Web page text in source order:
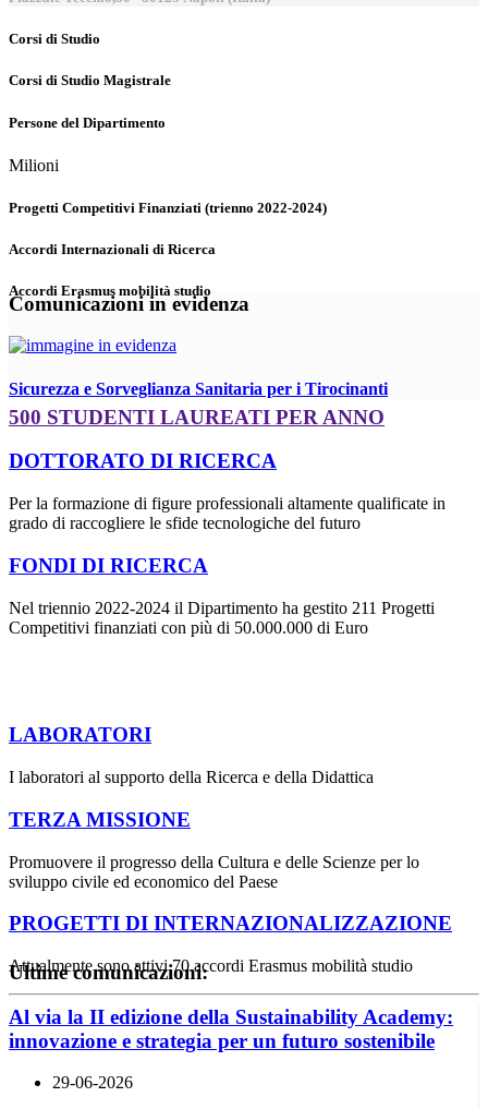
Corsi di Studio
Corsi di Studio Magistrale
Persone del Dipartimento
Milioni
Progetti Competitivi Finanziati (trienno 2022-2024)
Accordi Internazionali di Ricerca
Accordi Erasmus mobilità studio
Comunicazioni in evidenza
Sicurezza e Sorveglianza Sanitaria per i Tirocinanti
500 STUDENTI LAUREATI PER ANNO
DOTTORATO DI RICERCA
Per la formazione di figure professionali altamente qualificate in
grado di raccogliere le sfide tecnologiche del futuro
FONDI DI RICERCA
Nel triennio 2022-2024 il Dipartimento ha gestito 211 Progetti
Competitivi finanziati con più di 50.000.000 di Euro
LABORATORI
I laboratori al supporto della Ricerca e della Didattica
TERZA MISSIONE
Promuovere il progresso della Cultura e delle Scienze per lo
sviluppo civile ed economico del Paese
PROGETTI DI INTERNAZIONALIZZAZIONE
Attualmente sono attivi 70 accordi Erasmus mobilità studio
Ultime comunicazioni:
Al via la II edizione della Sustainability Academy:
innovazione e strategia per un futuro sostenibile
29-06-2026